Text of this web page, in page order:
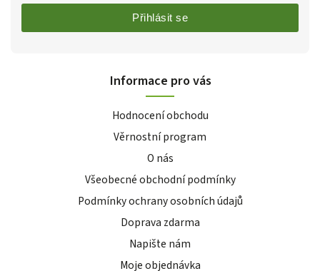
Přihlásit se
Informace pro vás
Hodnocení obchodu
Věrnostní program
O nás
Všeobecné obchodní podmínky
Podmínky ochrany osobních údajů
Doprava zdarma
Napište nám
Moje objednávka